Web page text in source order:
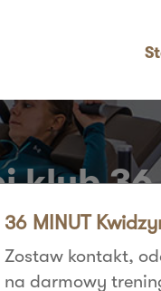
klub
36 MINUT
Zostaw kontakt,
na darmowy